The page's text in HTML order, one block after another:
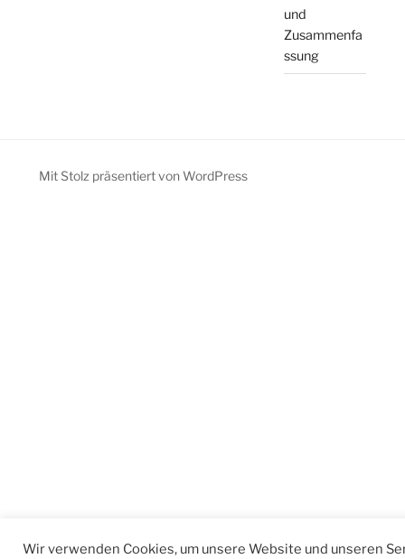
und
Zusammenfa
ssung
Mit Stolz präsentiert von WordPress
Wir verwenden Cookies, um unsere Website und unseren